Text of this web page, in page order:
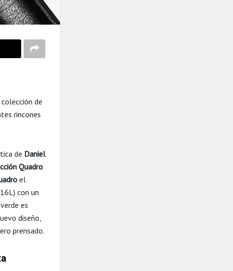
de
rincones
de Daniel
Quadro
el
con un
es
diseño,
prensado.